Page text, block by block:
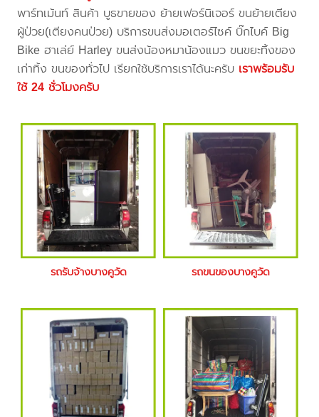
พาร์ทเม้นท์ สินค้า บูธขายของ ย้ายเฟอร์นิเจอร์ ขนย้ายเตียง
ผู้ป่วย(เตียงคนป่วย) บริการขนส่งมอเตอร์ไซค์ บิ๊กไบค์ Big
Bike ฮาเล่ย์ Harley ขนส่งน้องหมาน้องแมว ขนขยะทิ้งของ
เก่าทิ้ง ขนของทั่วไป เรียกใช้บริการเราได้นะครับ เราพร้อมรับ
ใช้ 24 ชั่วโมงครับ
รถรับจ้างบางคูวัด รถขนของบางคูวัด